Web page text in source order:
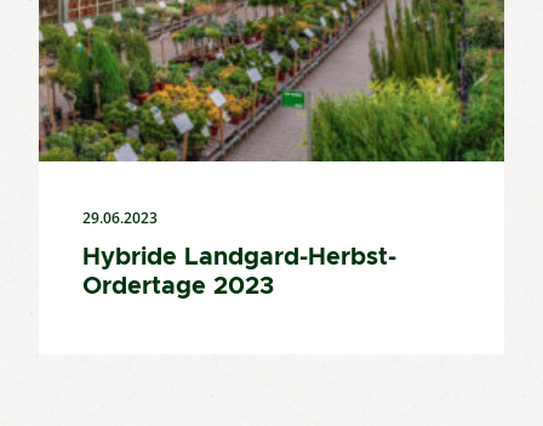
29.06.2023
Hybride Landgard-Herbst-
Ordertage 2023